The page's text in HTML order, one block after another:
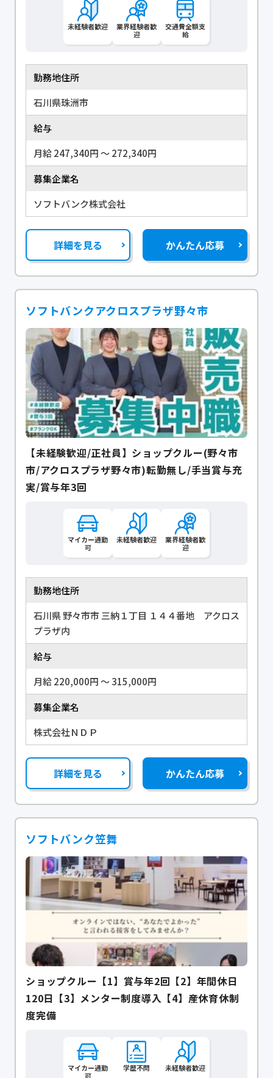
未経験者歓迎
業界経験者歓
迎
交通費全額支
給
勤務地住所
石川県珠洲市
給与
月給 247,340円 〜 272,340円
募集企業名
ソフトバンク株式会社
詳細を見る かんたん応募
ソフトバンクアクロスプラザ野々市
【未経験歓迎/正社員】ショップクルー(野々市
市/アクロスプラザ野々市)転勤無し/手当賞与充
実/賞与年3回
マイカー通勤
可
未経験者歓迎
業界経験者歓
迎
勤務地住所
石川県 野々市市 三納１丁目 １４４番地 アクロス
プラザ内
給与
月給 220,000円 〜 315,000円
募集企業名
株式会社ＮＤＰ
詳細を見る かんたん応募
ソフトバンク笠舞
ショップクルー【1】賞与年2回【2】年間休日
120日【3】メンター制度導入【4】産休育休制
度完備
マイカー通勤
可
学歴不問 未経験者歓迎